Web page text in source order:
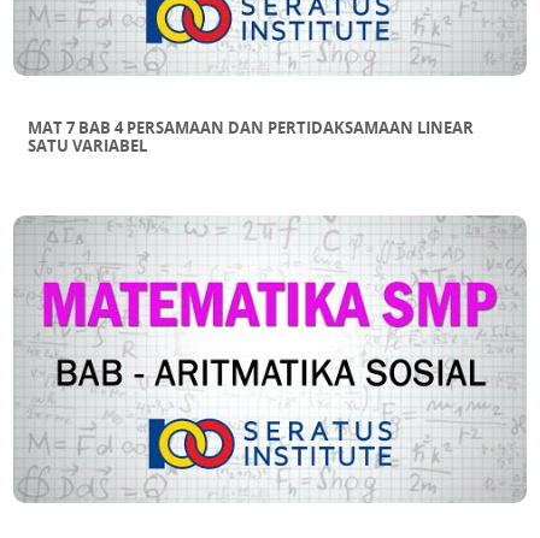
MAT 7 BAB 4 PERSAMAAN DAN PERTIDAKSAMAAN LINEAR
SATU VARIABEL